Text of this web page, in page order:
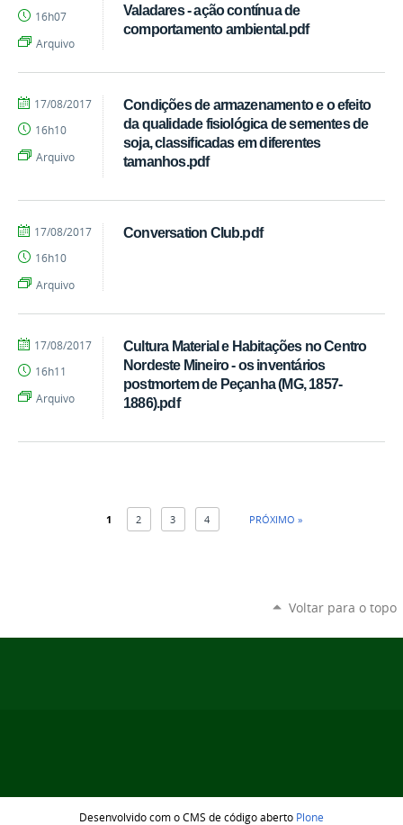
Valadares - ação contínua de
comportamento ambiental.pdf
Regina
Machado
16h07
Arquivo
Condições de armazenamento e o efeito
da qualidade fisiológica de sementes de
soja, classificadas em diferentes
tamanhos.pdf
por
Regina
Machado
publicado
17/08/2017
16h10
Arquivo
Conversation Club.pdf
por
Regina
Machado
publicado
17/08/2017
16h10
Arquivo
Cultura Material e Habitações no Centro
Nordeste Mineiro - os inventários
postmortem de Peçanha (MG, 1857-
1886).pdf
por
Regina
Machado
publicado
17/08/2017
16h11
Arquivo
1 2 3 4 PRÓXIMO »
Voltar para o topo
Desenvolvido com o CMS de código aberto Plone